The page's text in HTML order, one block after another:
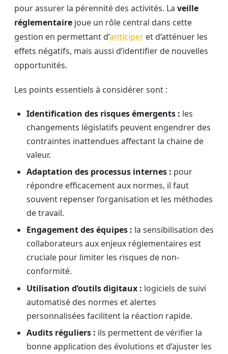
pour assurer la pérennité des activités. La veille
réglementaire joue un rôle central dans cette
gestion en permettant d’anticiper et d’atténuer les
effets négatifs, mais aussi d’identifier de nouvelles
opportunités.
Les points essentiels à considérer sont :
Identification des risques émergents : les
changements législatifs peuvent engendrer des
contraintes inattendues affectant la chaine de
valeur.
Adaptation des processus internes : pour
répondre efficacement aux normes, il faut
souvent repenser l’organisation et les méthodes
de travail.
Engagement des équipes : la sensibilisation des
collaborateurs aux enjeux réglementaires est
cruciale pour limiter les risques de non-
conformité.
Utilisation d’outils digitaux : logiciels de suivi
automatisé des normes et alertes
personnalisées facilitent la réaction rapide.
Audits réguliers : ils permettent de vérifier la
bonne application des évolutions et d’ajuster les